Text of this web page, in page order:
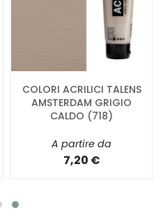
COLORI ACRILICI TALENS
AMSTERDAM GRIGIO
CALDO (718)
A partire da
7,20 €